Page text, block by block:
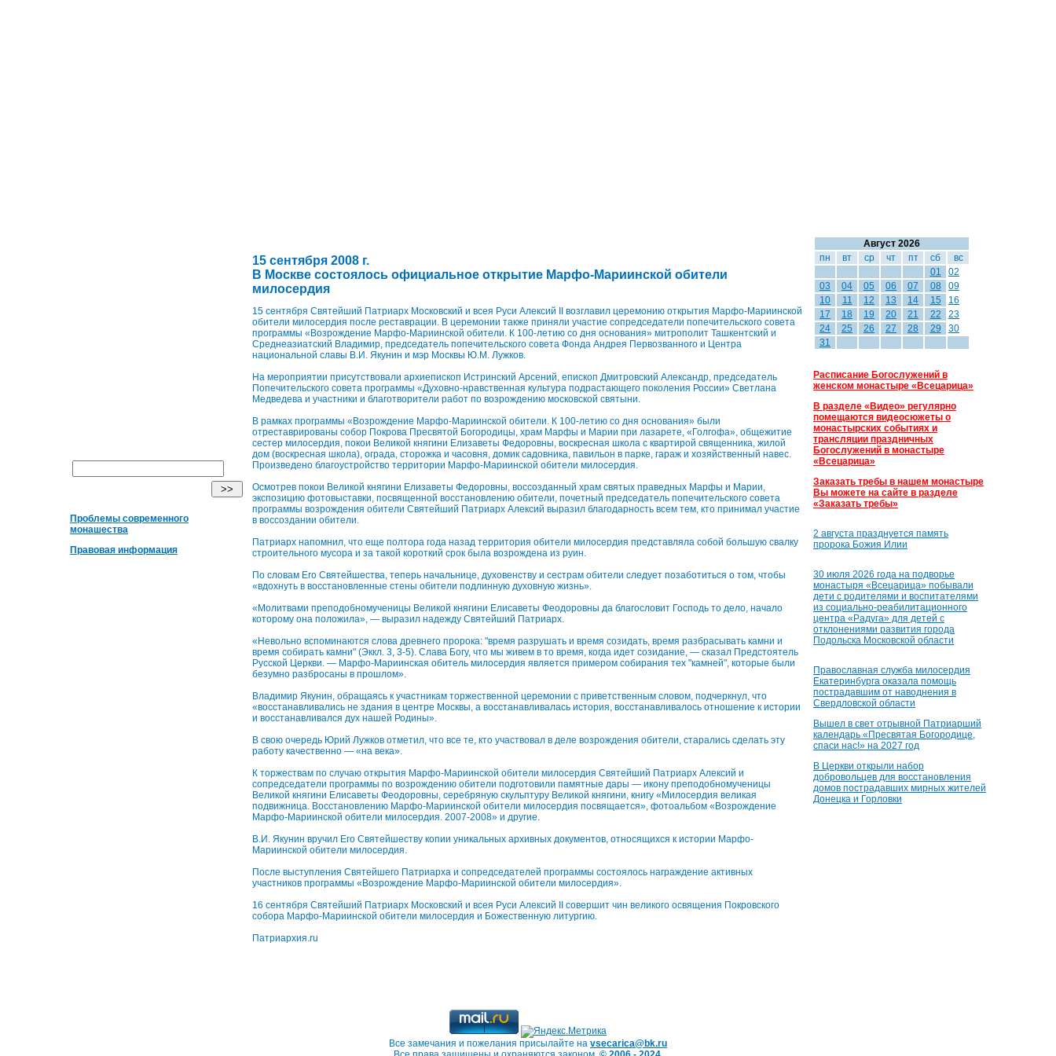
Проблемы современного
монашества
Правовая информация
15 сентября 2008 г.
В Москве состоялось официальное открытие Марфо-Мариинской обители
милосердия
15 сентября Святейший Патриарх Московский и всея Руси Алексий II возглавил церемонию открытия Марфо-Мариинской
обители милосердия после реставрации. В церемонии также приняли участие сопредседатели попечительского совета
программы «Возрождение Марфо-Мариинской обители. К 100-летию со дня основания» митрополит Ташкентский и
Среднеазиатский Владимир, председатель попечительского совета Фонда Андрея Первозванного и Центра
национальной славы В.И. Якунин и мэр Москвы Ю.М. Лужков.
На мероприятии присутствовали архиепископ Истринский Арсений, епископ Дмитровский Александр, председатель
Попечительского совета программы «Духовно-нравственная культура подрастающего поколения России» Светлана
Медведева и участники и благотворители работ по возрождению московской святыни.
В рамках программы «Возрождение Марфо-Мариинской обители. К 100-летию со дня основания» были
отреставрированы собор Покрова Пресвятой Богородицы, храм Марфы и Марии при лазарете, «Голгофа», общежитие
сестер милосердия, покои Великой княгини Елизаветы Федоровны, воскресная школа с квартирой священника, жилой
дом (воскресная школа), ограда, сторожка и часовня, домик садовника, павильон в парке, гараж и хозяйственный навес.
Произведено благоустройство территории Марфо-Мариинской обители милосердия.
Осмотрев покои Великой княгини Елизаветы Федоровны, воссозданный храм святых праведных Марфы и Марии,
экспозицию фотовыставки, посвященной восстановлению обители, почетный председатель попечительского совета
программы возрождения обители Святейший Патриарх Алексий выразил благодарность всем тем, кто принимал участие
в воссоздании обители.
Патриарх напомнил, что еще полтора года назад территория обители милосердия представляла собой большую свалку
строительного мусора и за такой короткий срок была возрождена из руин.
По словам Его Святейшества, теперь начальнице, духовенству и сестрам обители следует позаботиться о том, чтобы
«вдохнуть в восстановленные стены обители подлинную духовную жизнь».
«Молитвами преподобномученицы Великой княгини Елисаветы Феодоровны да благословит Господь то дело, начало
которому она положила», — выразил надежду Святейший Патриарх.
«Невольно вспоминаются слова древнего пророка: "время разрушать и время созидать, время разбрасывать камни и
время собирать камни" (Эккл. 3, 3-5). Слава Богу, что мы живем в то время, когда идет созидание, — сказал Предстоятель
Русской Церкви. — Марфо-Мариинская обитель милосердия является примером собирания тех "камней", которые были
безумно разбросаны в прошлом».
Владимир Якунин, обращаясь к участникам торжественной церемонии с приветственным словом, подчеркнул, что
«восстанавливались не здания в центре Москвы, а восстанавливалась история, восстанавливалось отношение к истории
и восстанавливался дух нашей Родины».
В свою очередь Юрий Лужков отметил, что все те, кто участвовал в деле возрождения обители, старались сделать эту
работу качественно — «на века».
К торжествам по случаю открытия Марфо-Мариинской обители милосердия Святейший Патриарх Алексий и
сопредседатели программы по возрождению обители подготовили памятные дары — икону преподобномученицы
Великой княгини Елисаветы Феодоровны, серебряную скульптуру Великой княгини, книгу «Милосердия великая
подвижница. Восстановлению Марфо-Мариинской обители милосердия посвящается», фотоальбом «Возрождение
Марфо-Мариинской обители милосердия. 2007-2008» и другие.
В.И. Якунин вручил Его Святейшеству копии уникальных архивных документов, относящихся к истории Марфо-
Мариинской обители милосердия.
После выступления Святейшего Патриарха и сопредседателей программы состоялось награждение активных
участников программы «Возрождение Марфо-Мариинской обители милосердия».
16 сентября Святейший Патриарх Московский и всея Руси Алексий II совершит чин великого освящения Покровского
собора Марфо-Мариинской обители милосердия и Божественную литургию.
Патриархия.ru
Август 2026
пн
вт ср чт пт сб
вс
01
02
03
04 05 06 07 08
09
10
11 12 13 14 15
16
17
18 19 20 21 22
23
24
25 26 27 28 29
30
31
Расписание Богослужений в
женском монастыре «Всецарица»
В разделе «Видео» регулярно
помещаются видеосюжеты о
монастырских событиях и
трансляции праздничных
Богослужений в монастыре
«Всецарица»
Заказать требы в нашем монастыре
Вы можете на сайте в разделе
«Заказать требы»
2 августа празднуется память
пророка Божия Илии
30 июля 2026 года на подворье
монастыря «Всецарица» побывали
дети с родителями и воспитателями
из социально-реабилитационного
центра «Радуга» для детей с
отклонениями развития города
Подольска Московской области
Православная служба милосердия
Екатеринбурга оказала помощь
пострадавшим от наводнения в
Свердловской области
Вышел в свет отрывной Патриарший
календарь «Пресвятая Богородице,
спаси нас!» на 2027 год
В Церкви открыли набор
добровольцев для восстановления
домов пострадавших мирных жителей
Донецка и Горловки
Все замечания и пожелания присылайте на vsecarica@bk.ru